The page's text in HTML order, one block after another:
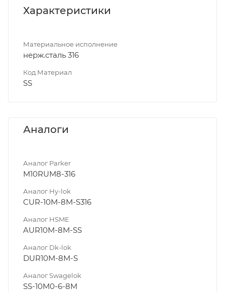
Характеристики
Материальное исполнение
нерж.сталь 316
Код Материал
SS
Аналоги
Аналог Parker
M10RUM8-316
Аналог Hy-lok
CUR-10M-8M-S316
Аналог HSME
AUR10M-8M-SS
Аналог Dk-lok
DUR10M-8M-S
Аналог Swagelok
SS-10M0-6-8M